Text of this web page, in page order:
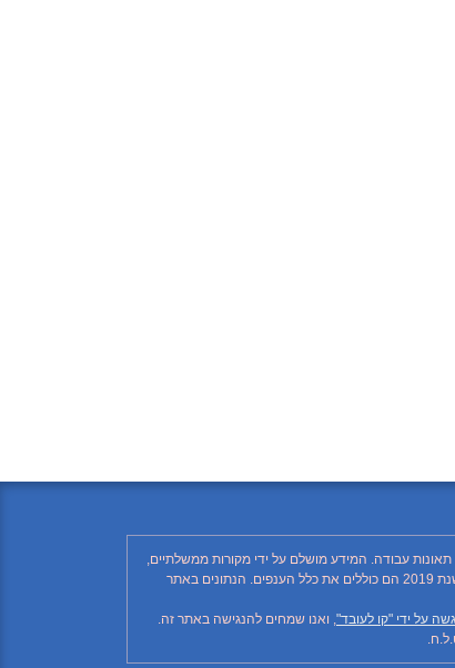
תאונות עבודה. המידע מושלם על ידי מקורות ממשלתיים,
רשתות חברתיות ותקשורת ממסדית. בהתאם לזאת, יתכן ויחסרו פרטים, והנתונים חלקיים בלבד. הנתונים בטבלה עד לשנת 2018 כוללים את ענף הבנייה בלבד. משנת 2019 הם כוללים את כלל הענפים. הנתונים באתר
על ידי "קו לעובד", ואנו שמחים להנגישה באתר זה.